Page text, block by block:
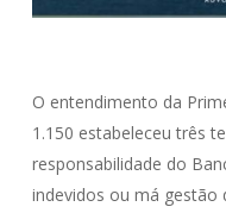
O entendimento da
1.150 estabeleceu três
responsabilidade do
indevidos ou má gestão